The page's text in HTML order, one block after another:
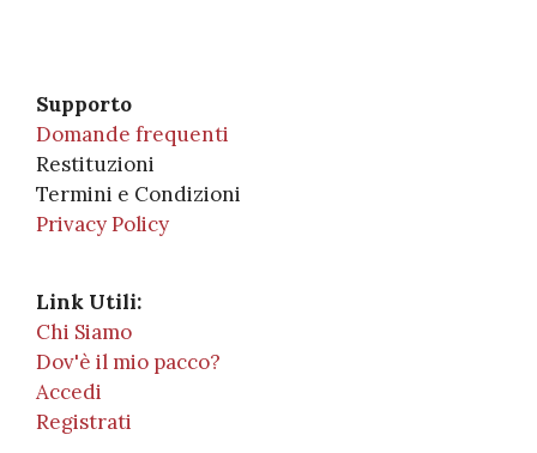
Supporto
Domande frequenti
Restituzioni
Termini e Condizioni
Privacy Policy
Link Utili:
Chi Siamo
Dov'è il mio pacco?
Accedi
Registrati